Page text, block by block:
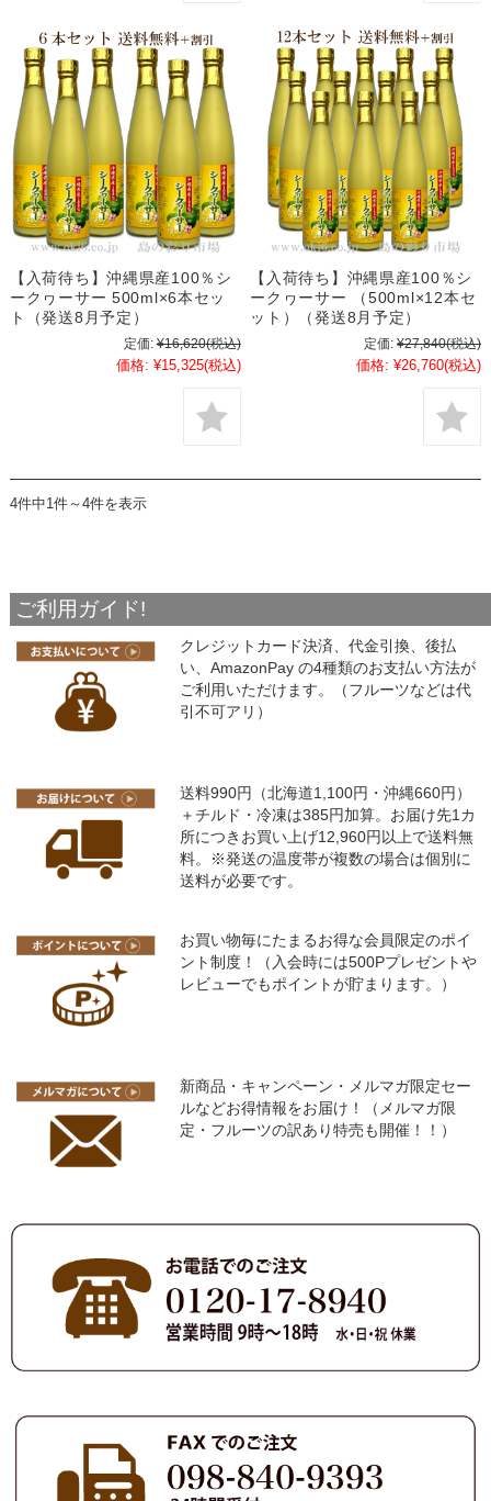
【入荷待ち】沖縄県産100％シ
ークヮーサー 500ml×6本セッ
ト（発送8月予定）
定価: ¥16,620(税込)
価格: ¥15,325(税込)
【入荷待ち】沖縄県産100％シ
ークヮーサー （500ml×12本セ
ット）（発送8月予定）
定価: ¥27,840(税込)
価格: ¥26,760(税込)
4件中1件～4件を表示
ご利用ガイド!
クレジットカード決済、代金引換、後払
い、AmazonPay の4種類のお支払い方法が
ご利用いただけます。（フルーツなどは代
引不可アリ）
送料990円（北海道1,100円・沖縄660円）
＋チルド・冷凍は385円加算。お届け先1カ
所につきお買い上げ12,960円以上で送料無
料。※発送の温度帯が複数の場合は個別に
送料が必要です。
お買い物毎にたまるお得な会員限定のポイ
ント制度！（入会時には500Pプレゼントや
レビューでもポイントが貯まります。）
新商品・キャンペーン・メルマガ限定セー
ルなどお得情報をお届け！（メルマガ限
定・フルーツの訳あり特売も開催！！）